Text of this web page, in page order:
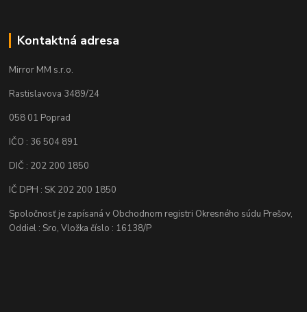
Kontaktná adresa
Mirror MM s.r.o.
Rastislavova 3489/24
058 01 Poprad
IČO : 36 504 891
DIČ : 202 200 1850
IČ DPH : SK 202 200 1850
Spoločnosť je zapísaná v Obchodnom registri Okresného súdu Prešov,
Oddiel : Sro, Vložka číslo : 16138/P